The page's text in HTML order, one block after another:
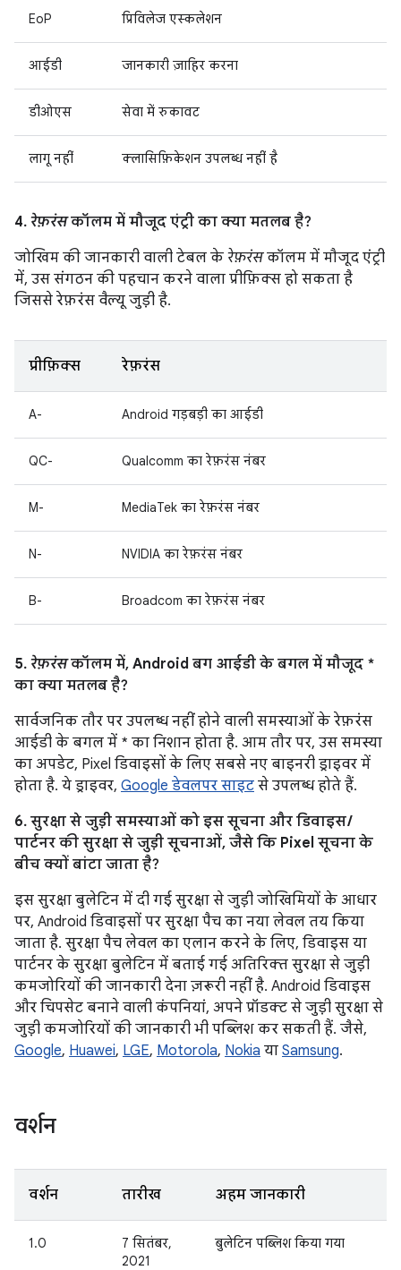
EoP प्रिविलेज एस्कलेशन
आईडी जानकारी ज़ाहिर करना
डीओएस सेवा में रुकावट
लागू नहीं क्लासिफ़िकेशन उपलब्ध नहीं है
4. रेफ़रंसकॉलम में मौजूद एंट्री का क्या मतलब है?
जोखिम की जानकारी वाली टेबल के रेफ़रंसकॉलम में मौजूद एंट्री
में, उस संगठन की पहचान करने वाला प्रीफ़िक्स हो सकता है
जिससे रेफ़रंस वैल्यू जुड़ी है.
प्रीफ़िक्स रेफ़रंस
A- Android गड़बड़ी का आईडी
QC- Qualcomm का रेफ़रंस नंबर
M- MediaTek का रेफ़रंस नंबर
N- NVIDIA का रेफ़रंस नंबर
B- Broadcom का रेफ़रंस नंबर
5. रेफ़रंसकॉलम में, Android बग आईडी के बगल में मौजूद *
का क्या मतलब है?
सार्वजनिक तौर पर उपलब्ध नहीं होने वाली समस्याओं के रेफ़रंस
आईडी के बगल में * का निशान होता है. आम तौर पर, उस समस्या
का अपडेट, Pixel डिवाइसों के लिए सबसे नए बाइनरी ड्राइवर में
होता है. ये ड्राइवर, Google डेवलपर साइट से उपलब्ध होते हैं.
6. सुरक्षा से जुड़ी समस्याओं को इस सूचना और डिवाइस /
पार्टनर की सुरक्षा से जुड़ी सूचनाओं, जैसे कि Pixel सूचना के
बीच क्यों बांटा जाता है?
इस सुरक्षा बुलेटिन में दी गई सुरक्षा से जुड़ी जोखिमियों के आधार
पर, Android डिवाइसों पर सुरक्षा पैच का नया लेवल तय किया
जाता है. सुरक्षा पैच लेवल का एलान करने के लिए, डिवाइस या
पार्टनर के सुरक्षा बुलेटिन में बताई गई अतिरिक्त सुरक्षा से जुड़ी
कमजोरियों की जानकारी देना ज़रूरी नहीं है. Android डिवाइस
और चिपसेट बनाने वाली कंपनियां, अपने प्रॉडक्ट से जुड़ी सुरक्षा से
जुड़ी कमजोरियों की जानकारी भी पब्लिश कर सकती हैं. जैसे,
Google, Huawei, LGE, Motorola, Nokia या Samsung.
वर्शन
वर्शन तारीख अहम जानकारी
1.0
7 सितंबर,
2021
बुलेटिन पब्लिश किया गया